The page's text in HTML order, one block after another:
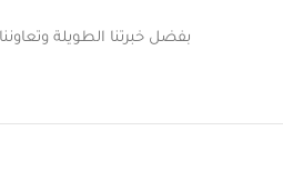
بفضل خبرتنا الطويلة